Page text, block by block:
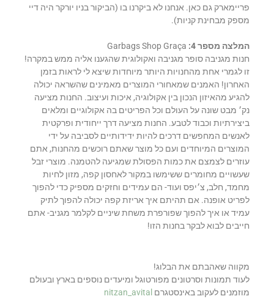
פריימארק גם כאן. אנחנו לא ביקרנו בו (הביקור בניו יורקר היה דיי
מספק מבחינת קניות).
המלצה מספר 4:
חנות מגניבה סופר מגניבה ואקולוגית שהגענו אליה ממש במקרה!
זו לגמרי אחת מהחנויות היותר מיוחדות שיצא לי לראות בזמן
האחרון! האמנים שמאחורי המוצרים מאמינים שהשראה יכולה
להגיע מהאיזון הנכון בין אקולוגיה, איכות ועיצוב. החנות מציעה
נק׳ מבט שונה על העולם וכל הפריטים בה אקולוגיים ומלאים
ביצירתיות וכבוד לטבע. החנות מציעה דרך ייחודית ופרקטית
לאנשים המחפשים דרכים להיות ידידותיים לסביבה על ידי
המוצרים המיוחדים ועם כל מוצר שאתם רוכשים מהחנות, אתם
עוזרים לצמצם את כמות הפסולת שמגיעה להטמנה. מוצרי זבל
שעשויים מחומרים ששימשו במקור לאחסון קפה, מזון לחיות
מחמד, חלב, צ׳יפס ועוד- הם עמידים וחזקים מספיק כדי להפוך
לפריט אופנה. אם תהיתם איך אריזת קפה יכולה להפוך לתיק
עמיד או איך להפוך שפורפרת משחת שיניים לקלמר מגניב- אתם
חייבים לבוא לבקר בחנות הזו!
מקווה שאהבתם את הבלוג!
לעוד תמונות וסרטונים מפורטוגל ומיעדים נוספים בארץ ובעולם
מוזמנים לעקוב באינסטגרם nitzan_avital